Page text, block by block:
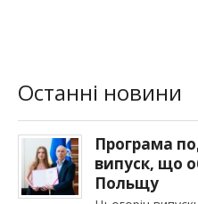
Останні новини
Програма
випуск, що
Польщу